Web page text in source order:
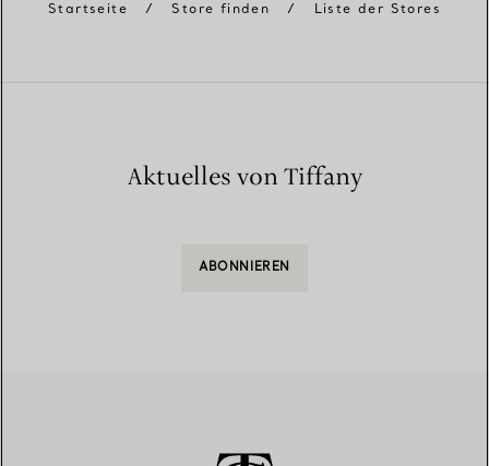
Startseite / Store finden / Liste der Stores
Aktuelles von Tiffany
ABONNIEREN